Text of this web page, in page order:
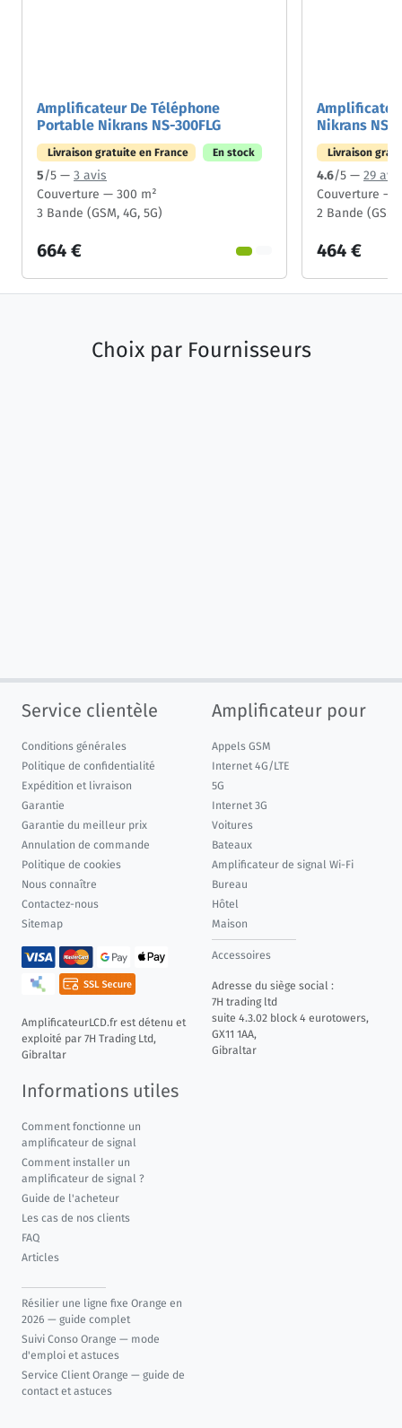
Amplificateur De Téléphone
Portable Nikrans NS-300FLG
Livraison gratuite en France En stock
5/5 — 3 avis
Couverture — 300 m²
3 Bande (GSM, 4G, 5G)
664 €
Nikrans NS-
Livraison
4.6/5 — 29 avis
Couverture —
2 Bande (GSM,
464 €
Choix par Fournisseurs
Service clientèle
Conditions générales
Politique de confidentialité
Expédition et livraison
Garantie
Garantie du meilleur prix
Annulation de commande
Politique de cookies
Nous connaître
Contactez-nous
Sitemap
AmplificateurLCD.fr est détenu et
exploité par 7H Trading Ltd,
Gibraltar
Amplificateur pour
Appels GSM
Internet 4G/LTE
5G
Internet 3G
Voitures
Bateaux
Amplificateur de signal Wi-Fi
Bureau
Hôtel
Maison
Accessoires
Adresse du siège social :
7H trading ltd
suite 4.3.02 block 4 eurotowers,
GX11 1AA,
Gibraltar
Informations utiles
Comment fonctionne un
amplificateur de signal
Comment installer un
amplificateur de signal ?
Guide de l'acheteur
Les cas de nos clients
FAQ
Articles
Résilier une ligne fixe Orange en
2026 — guide complet
Suivi Conso Orange — mode
d'emploi et astuces
Service Client Orange — guide de
contact et astuces